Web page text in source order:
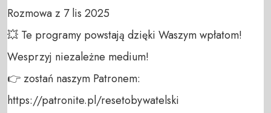
Rozmowa z 7 lis 2025
💥 Te programy powstają dzięki Waszym wpłatom!
Wesprzyj niezależne medium!
👉 zostań naszym Patronem:
https://patronite.pl/resetobywatelski